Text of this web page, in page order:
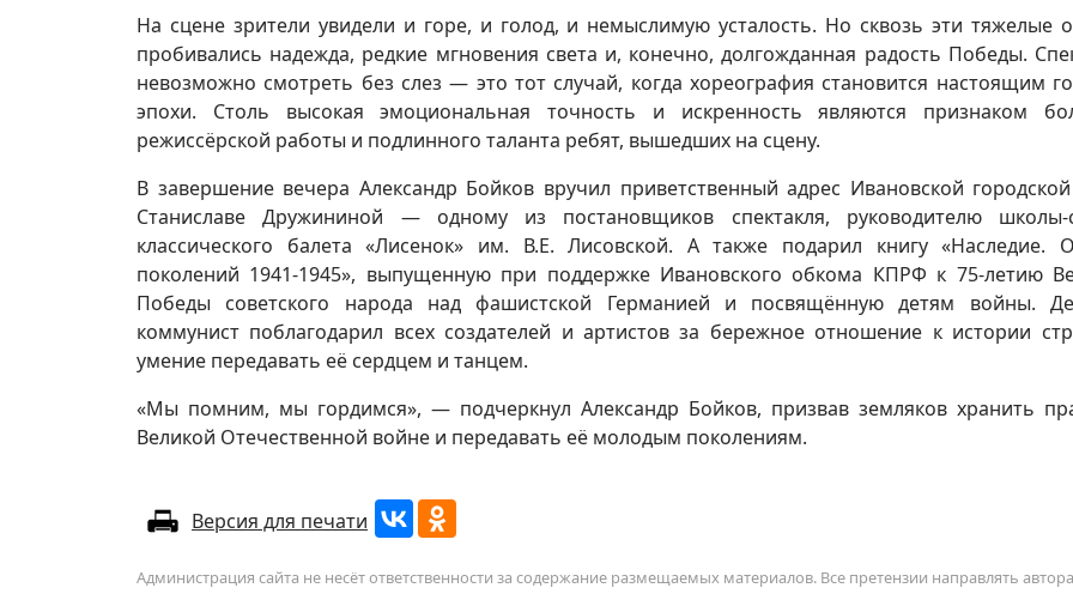
На сцене зрители увидели и горе, и голод, и немыслимую усталость. Но сквозь эти тяжелые
пробивались надежда, редкие мгновения света и, конечно, долгожданная радость Победы.
невозможно смотреть без слез — это тот случай, когда хореография становится настоящим
эпохи. Столь высокая эмоциональная точность и искренность являются признаком
режиссёрской работы и подлинного таланта ребят, вышедших на сцену.
В завершение вечера Александр Бойков вручил приветственный адрес Ивановской
Станиславе Дружининой — одному из постановщиков спектакля, руководителю школы-
классического балета «Лисенок» им. В.Е. Лисовской. А также подарил книгу «Наследие.
поколений 1941-1945», выпущенную при поддержке Ивановского обкома КПРФ к 75-летию
Победы советского народа над фашистской Германией и посвящённую детям войны.
коммунист поблагодарил всех создателей и артистов за бережное отношение к истории
умение передавать её сердцем и танцем.
«Мы помним, мы гордимся», — подчеркнул Александр Бойков, призвав земляков хранить
Великой Отечественной войне и передавать её молодым поколениям.
Версия для печати
Администрация сайта не несёт ответственности за содержание размещаемых материалов. Все претензии направлять